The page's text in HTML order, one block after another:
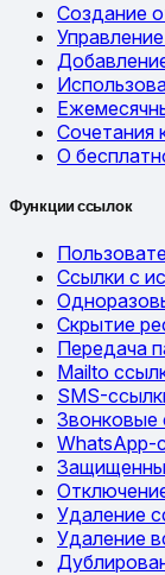
Создание
Сочетания
О
Функции ссылок
Ссылки с
Скрытие
Передача
Mailto
SMS-
Звонковые
WhatsApp-
Удаление
Удаление